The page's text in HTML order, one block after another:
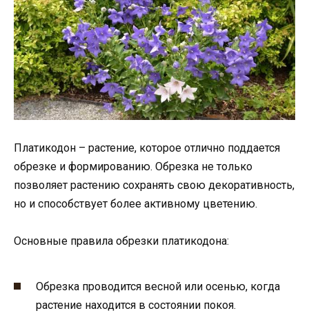
Платикодон – растение, которое отлично поддается
обрезке и формированию. Обрезка не только
позволяет растению сохранять свою декоративность,
но и способствует более активному цветению.
Основные правила обрезки платикодона:
Обрезка проводится весной или осенью, когда
растение находится в состоянии покоя.